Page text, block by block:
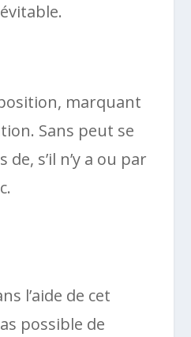
marquant
Sans peut se
s’il n’y a ou par
l’aide de cet
possible de